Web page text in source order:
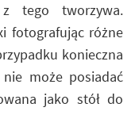
tego tworzywa.
fotografując różne
konieczna
może posiadać
jako stół do